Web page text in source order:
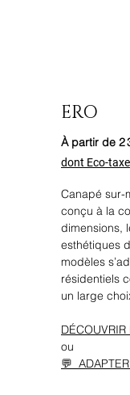
ERO
À partir de 2
dont Eco-taxe
Canapé sur-
conçu à la
dimensions,
esthétiques
modèles
résidentiels
un large
ou
💬